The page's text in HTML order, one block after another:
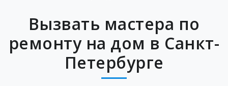
Вызвать мастера по
ремонту на дом в Санкт-
Петербурге